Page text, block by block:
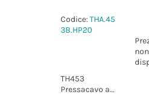
Codice:THA.45
3B.HP20
non
TH453
Pressacavo ad